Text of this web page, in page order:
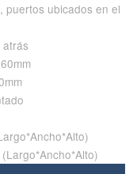
puertos ubicados en el